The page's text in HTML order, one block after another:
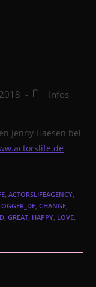
Beitrags-
Infos
Jenny Haesen bei
, ACTORSLIFEAGENCY,
, CHANGE,
, GREAT, HAPPY, LOVE,